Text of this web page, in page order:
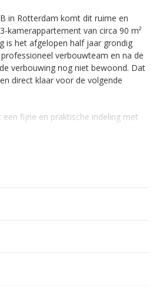
in Rotterdam komt dit ruime en
kamerappartement van circa 90 m²
is het afgelopen half jaar grondig
verbouwteam en na de
verbouwing nog niet bewoond. Dat
direct klaar voor de volgende
fijne en praktische indeling met
een nieuwe badkamer en een
eethoek. De twee slaapkamers
logeerkamer of
is voorzien van moderne AEG-
een vaatwasser, koelkast,
afzuigkap met afvoer naar buiten.
vernieuwd en voorzien van een
en verwarmde spiegel. Het
hangend toilet.